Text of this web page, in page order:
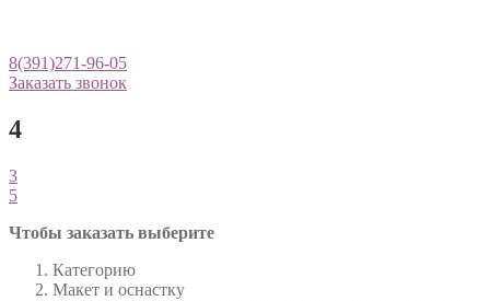
8(391)271-96-05
Заказать звонок
4
Навигация
по
записям
Предыдущая
запись:
3
Следующая
5
Чтобы заказать выберите
Категорию
Макет и оснастку